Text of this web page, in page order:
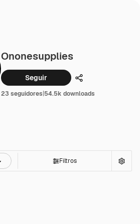
Ononesupplies
Seguir Compartilhar
23 seguidores|54.5k downloads
Filtros